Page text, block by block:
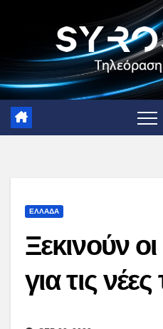
ΕΛΛΑΔΑ
Ξεκινούν οι
για τις